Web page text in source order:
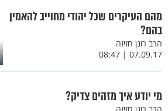
מהם העיקרים שכל יהודי מחוייב להאמין
בהם?
הרב רונן חזיזה
07.09.17 | 08:47
מי יודע איך מזהים צדיק?